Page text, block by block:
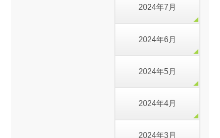
2024年7月
2024年6月
2024年5月
2024年4月
2024年3月